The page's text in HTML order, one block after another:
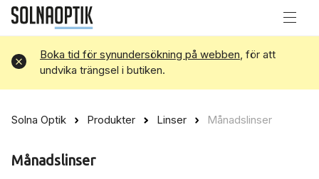
Boka tid för synundersökning på webben, för att
undvika trängsel i butiken.
Avvisa
Solna Optik Produkter Linser Månadslinser
Månadslinser